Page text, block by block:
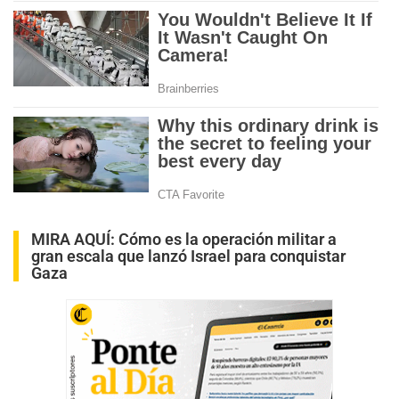
MIRA AQUÍ: Cómo es la operación militar a
gran escala que lanzó Israel para conquistar
Gaza